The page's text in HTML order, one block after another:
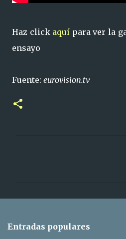
Haz click aquí para ver la
ensayo
Fuente: eurovision.tv
Entradas populares